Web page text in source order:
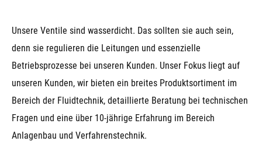
Unsere Ventile sind wasserdicht. Das sollten sie auch sein,
denn sie regulieren die Leitungen und essenzielle
Betriebsprozesse bei unseren Kunden. Unser Fokus liegt auf
unseren Kunden, wir bieten ein breites Produktsortiment im
Bereich der Fluidtechnik, detaillierte Beratung bei technischen
Fragen und eine über 10-jährige Erfahrung im Bereich
Anlagenbau und Verfahrenstechnik.